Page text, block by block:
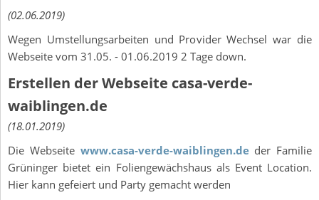
(02.06.2019)
Wegen Umstellungsarbeiten und Provider Wechsel war die
Webseite vom 31.05. - 01.06.2019 2 Tage down.
Erstellen der Webseite casa-verde-
waiblingen.de
(18.01.2019)
Die Webseite www.casa-verde-waiblingen.deder Familie
Grüninger bietet ein Foliengewächshaus als Event Location.
Hier kann gefeiert und Party gemacht werden